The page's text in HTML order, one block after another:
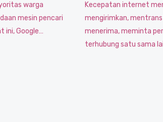
warga
mesin pencari
ini, Google…
Kecepatan internet
mengirimkan,
menerima, meminta
terhubung satu sama